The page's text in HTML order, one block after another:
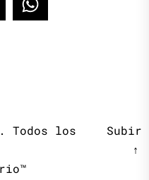
Todos los
Subir
↑